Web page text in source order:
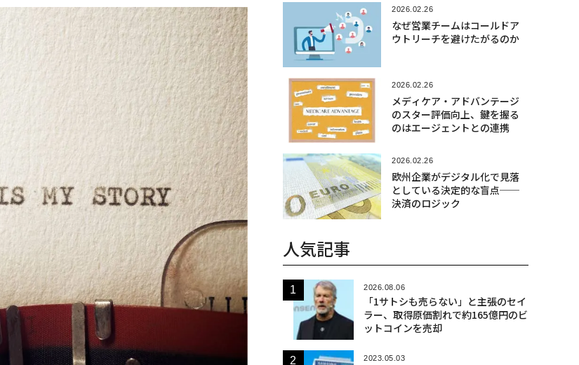
2026.02.26
なぜ営業チームはコールドア
ウトリーチを避けたがるのか
2026.02.26
メディケア・アドバンテージ
のスター評価向上、鍵を握る
のはエージェントとの連携
2026.02.26
欧州企業がデジタル化で見落
としている決定的な盲点──
決済のロジック
人気記事
2026.08.06
「1サトシも売らない」と主張のセイ
ラー、取得原価割れで約165億円のビ
ットコインを売却
2023.05.03